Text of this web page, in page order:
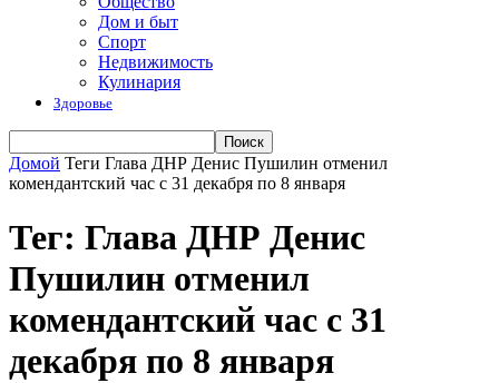
Дом и быт
Спорт
Недвижимость
Кулинария
Здоровье
Домой Теги Глава ДНР Денис Пушилин отменил
комендантский час с 31 декабря по 8 января
Тег: Глава ДНР Денис
Пушилин отменил
комендантский час с 31
декабря по 8 января